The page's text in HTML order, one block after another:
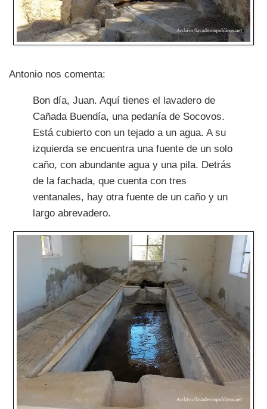
Antonio nos comenta:
Bon día, Juan. Aquí tienes el lavadero de
Cañada Buendía, una pedanía de Socovos.
Está cubierto con un tejado a un agua. A su
izquierda se encuentra una fuente de un solo
caño, con abundante agua y una pila. Detrás
de la fachada, que cuenta con tres
ventanales, hay otra fuente de un caño y un
largo abrevadero.